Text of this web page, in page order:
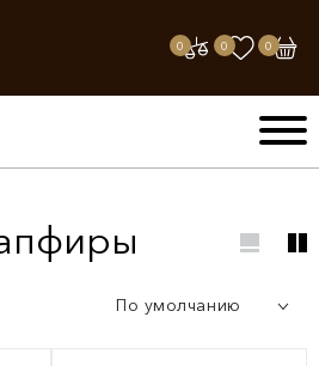
0 0 0
По умолчанию